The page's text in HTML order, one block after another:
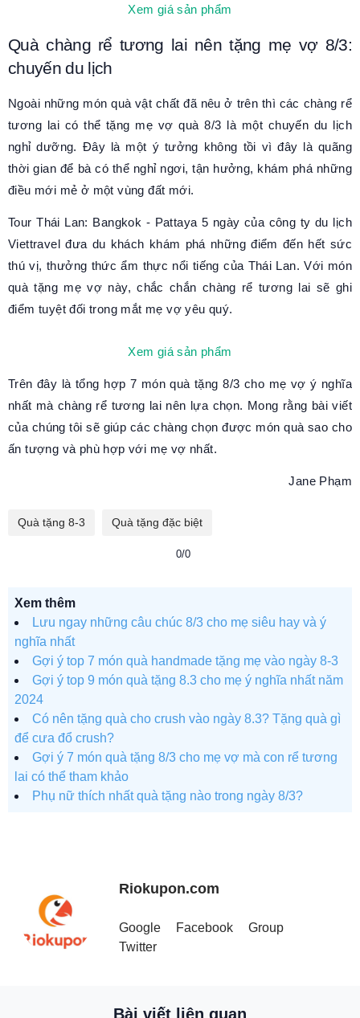
Xem giá sản phẩm
Quà chàng rể tương lai nên tặng mẹ vợ 8/3:
chuyến du lịch
Ngoài những món quà vật chất đã nêu ở trên thì các chàng rể
tương lai có thể tặng mẹ vợ quà 8/3 là một chuyến du lịch
nghỉ dưỡng. Đây là một ý tưởng không tồi vì đây là quãng
thời gian để bà có thể nghỉ ngơi, tận hưởng, khám phá những
điều mới mẻ ở một vùng đất mới.
Tour Thái Lan: Bangkok - Pattaya 5 ngày của công ty du lịch
Viettravel đưa du khách khám phá những điểm đến hết sức
thú vị, thưởng thức ẩm thực nổi tiếng của Thái Lan. Với món
quà tặng mẹ vợ này, chắc chắn chàng rể tương lai sẽ ghi
điểm tuyệt đối trong mắt mẹ vợ yêu quý.
Xem giá sản phẩm
Trên đây là tổng hợp 7 món quà tặng 8/3 cho mẹ vợ ý nghĩa
nhất mà chàng rể tương lai nên lựa chọn. Mong rằng bài viết
của chúng tôi sẽ giúp các chàng chọn được món quà sao cho
ấn tượng và phù hợp với mẹ vợ nhất.
Jane Phạm
Quà tặng 8-3 Quà tặng đặc biệt
0/0
Xem thêm
Lưu ngay những câu chúc 8/3 cho mẹ siêu hay và ý
nghĩa nhất
Gợi ý top 7 món quà handmade tặng mẹ vào ngày 8-3
Gợi ý top 9 món quà tặng 8.3 cho mẹ ý nghĩa nhất năm
2024
Có nên tặng quà cho crush vào ngày 8.3? Tặng quà gì
để cưa đổ crush?
Gợi ý 7 món quà tặng 8/3 cho mẹ vợ mà con rể tương
lai có thể tham khảo
Phụ nữ thích nhất quà tặng nào trong ngày 8/3?
Riokupon.com
Google Facebook
Group
Twitter
Bài viết liên quan